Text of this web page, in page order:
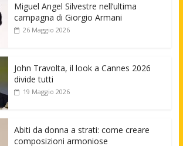
Miguel Angel Silvestre nell’ultima
campagna di Giorgio Armani
26 Maggio 2026
John Travolta, il look a Cannes 2026
divide tutti
19 Maggio 2026
Abiti da donna a strati: come creare
composizioni armoniose